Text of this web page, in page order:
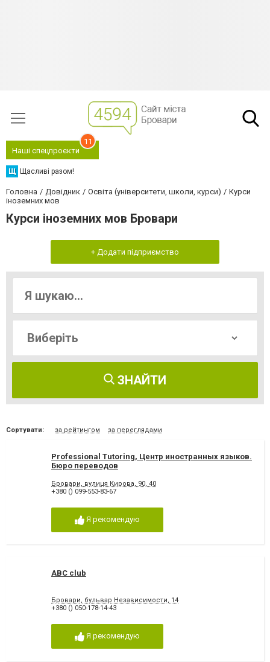
Наші спецпроєкти
11
Щ Щасливі разом!
Головна Довідник Освіта (університети, школи, курси)
Курси
іноземних мов
Курси іноземних мов Бровари
+ Додати підприємство
ЗНАЙТИ
Сортувати: за рейтингом за переглядами
Professional Tutoring, Центр иностранных языков.
Бюро переводов
Бровари, вулиця Кирова, 90, 40
+380 () 099-553-83-67
Я рекомендую
ABC club
Бровари, бульвар Независимости, 14
+380 () 050-178-14-43
Я рекомендую